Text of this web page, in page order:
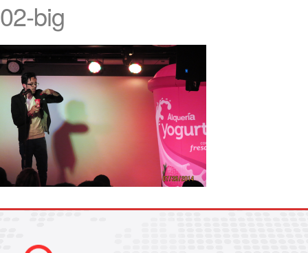
02-big